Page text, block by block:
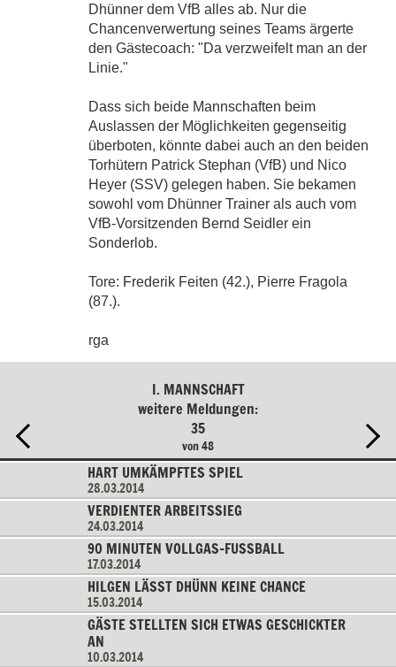
Dhünner dem VfB alles ab. Nur die
Chancenverwertung seines Teams ärgerte
den Gästecoach: "Da verzweifelt man an der
Linie."
Dass sich beide Mannschaften beim
Auslassen der Möglichkeiten gegenseitig
überboten, könnte dabei auch an den beiden
Torhütern Patrick Stephan (VfB) und Nico
Heyer (SSV) gelegen haben. Sie bekamen
sowohl vom Dhünner Trainer als auch vom
VfB-Vorsitzenden Bernd Seidler ein
Sonderlob.
Tore: Frederik Feiten (42.), Pierre Fragola
(87.).
rga
I. MANNSCHAFT
weitere Meldungen:
35
von 48
HART UMKÄMPFTES SPIEL
28.03.2014
VERDIENTER ARBEITSSIEG
24.03.2014
90 MINUTEN VOLLGAS-FUSSBALL
17.03.2014
HILGEN LÄSST DHÜNN KEINE CHANCE
15.03.2014
GÄSTE STELLTEN SICH ETWAS GESCHICKTER
AN
10.03.2014